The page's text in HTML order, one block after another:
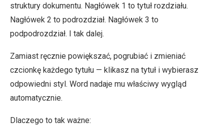
struktury dokumentu. Nagłówek 1 to tytuł rozdziału.
Nagłówek 2 to podrozdział. Nagłówek 3 to
podpodrozdział. I tak dalej.
Zamiast ręcznie powiększać, pogrubiać i zmieniać
czcionkę każdego tytułu — klikasz na tytuł i wybierasz
odpowiedni styl. Word nadaje mu właściwy wygląd
automatycznie.
Dlaczego to tak ważne: